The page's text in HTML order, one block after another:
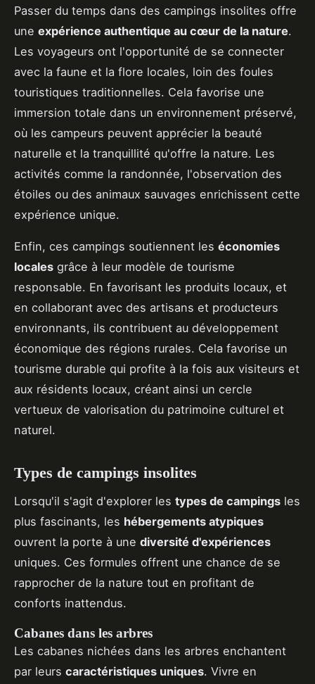
Passer du temps dans des campings insolites offre
une expérience authentique au cœur de la nature.
Les voyageurs ont l'opportunité de se connecter
avec la faune et la flore locales, loin des foules
touristiques traditionnelles. Cela favorise une
immersion totale dans un environnement préservé,
où les campeurs peuvent apprécier la beauté
naturelle et la tranquillité qu'offre la nature. Les
activités comme la randonnée, l'observation des
étoiles ou des animaux sauvages enrichissent cette
expérience unique.
Enfin, ces campings soutiennent les économies
locales grâce à leur modèle de tourisme
responsable. En favorisant les produits locaux, et
en collaborant avec des artisans et producteurs
environnants, ils contribuent au développement
économique des régions rurales. Cela favorise un
tourisme durable qui profite à la fois aux visiteurs et
aux résidents locaux, créant ainsi un cercle
vertueux de valorisation du patrimoine culturel et
naturel.
Types de campings insolites
Lorsqu'il s'agit d'explorer les types de campings les
plus fascinants, les hébergements atypiques
ouvrent la porte à une diversité d'expériences
uniques. Ces formules offrent une chance de se
rapprocher de la nature tout en profitant de
conforts inattendus.
Cabanes dans les arbres
Les cabanes nichées dans les arbres enchantent
par leurs caractéristiques uniques. Vivre en